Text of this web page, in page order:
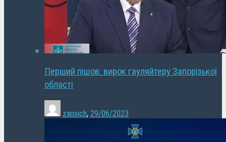
Перший пішов: вирок гауляйтеру Запорізької
області
zapsich, 29/06/2023